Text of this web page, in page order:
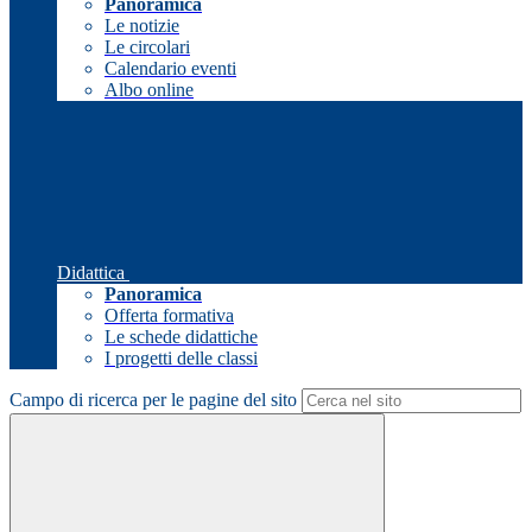
Panoramica
Le notizie
Le circolari
Calendario eventi
Albo online
Didattica
Panoramica
Offerta formativa
Le schede didattiche
I progetti delle classi
Campo di ricerca per le pagine del sito